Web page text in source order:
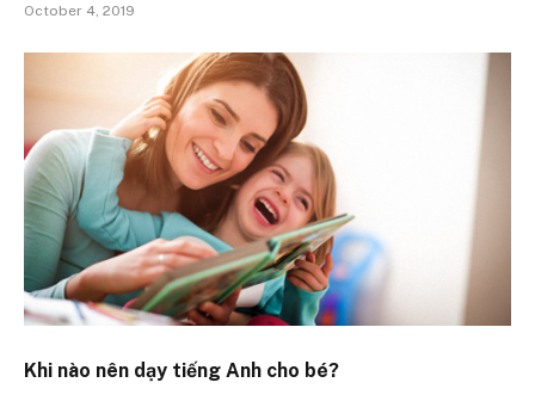
October 4, 2019
Khi nào nên dạy tiếng Anh cho bé?